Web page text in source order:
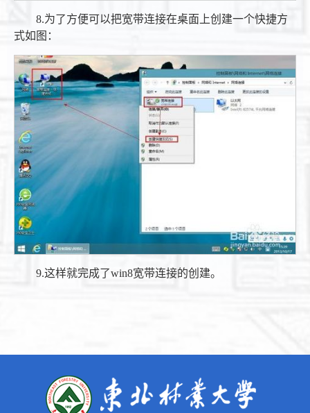
8.为了方便可以把宽带连接在桌面上创建一个快捷方
式如图：
9.这样就完成了win8宽带连接的创建。